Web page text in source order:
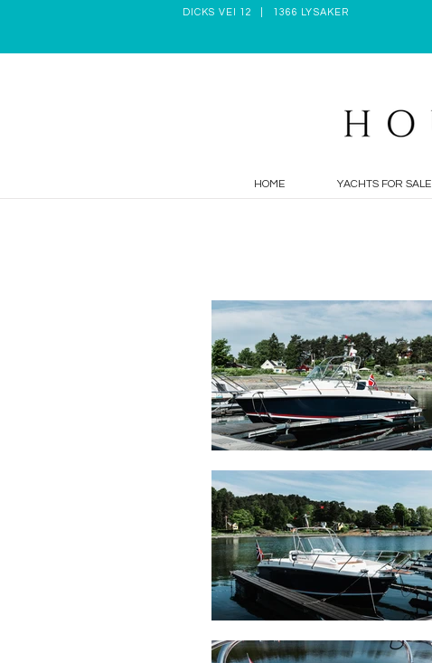
DICKS VEI 12 | 1366 LYSAKER
HOME YACHTS FOR SALE